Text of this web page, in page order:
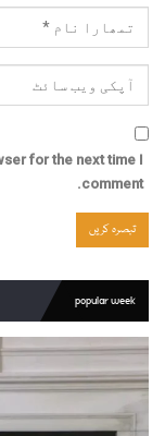
for the next time I
comment.
popular week